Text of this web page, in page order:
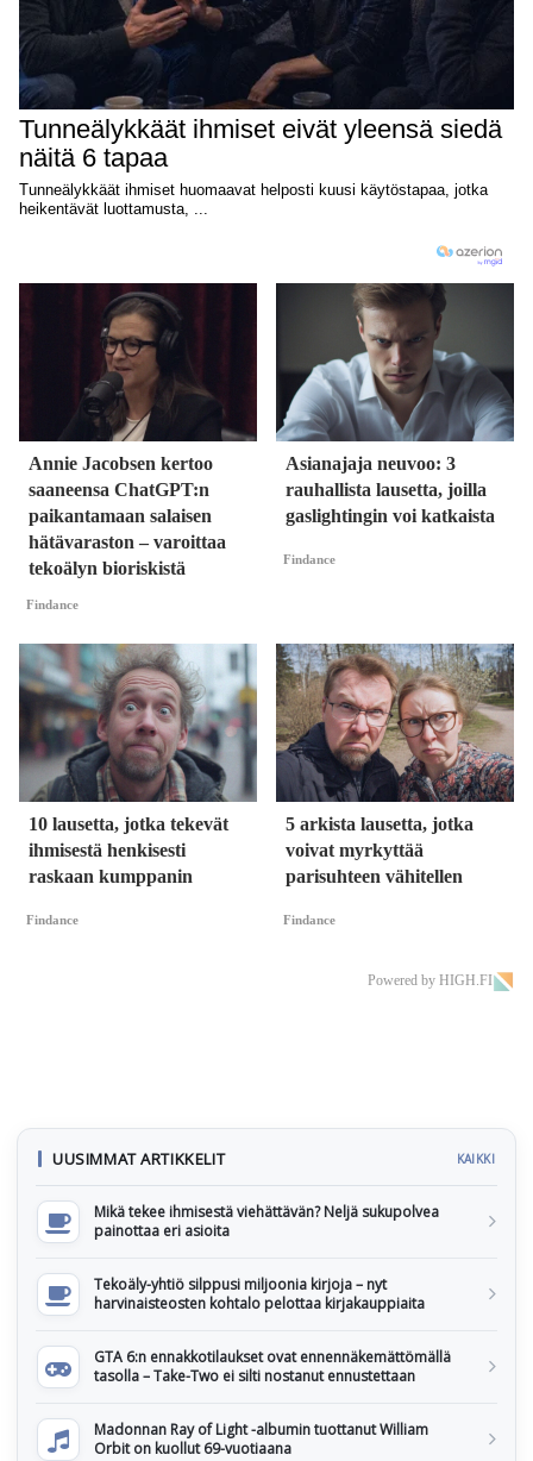
Annie Jacobsen kertoo
saaneensa ChatGPT:n
paikantamaan salaisen
hätävaraston – varoittaa
tekoälyn bioriskistä
Findance
Asianajaja neuvoo: 3
rauhallista lausetta, joilla
gaslightingin voi katkaista
Findance
10 lausetta, jotka tekevät
ihmisestä henkisesti
raskaan kumppanin
Findance
5 arkista lausetta, jotka
voivat myrkyttää
parisuhteen vähitellen
Findance
Powered by HIGH.FI
UUSIMMAT ARTIKKELIT KAIKKI
Mikä tekee ihmisestä viehättävän? Neljä sukupolvea
painottaa eri asioita
Tekoäly-yhtiö silppusi miljoonia kirjoja – nyt
harvinaisteosten kohtalo pelottaa kirjakauppiaita
GTA 6:n ennakkotilaukset ovat ennennäkemättömällä
tasolla – Take-Two ei silti nostanut ennustettaan
Madonnan Ray of Light -albumin tuottanut William
Orbit on kuollut 69-vuotiaana